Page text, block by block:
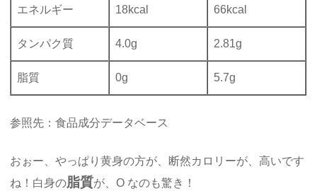
エネルギー 18kcal 66kcal
タンパク質 4.0g 2.81g
脂質 0g 5.7g
参照先：食品成分データベース
おぉー、やっぱり黄身の方が、断然カロリーが、高いです
ね！白身の脂質が、O なのも驚き！